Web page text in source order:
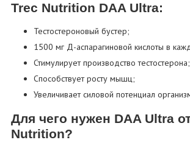
Trec Nutrition DAA Ultra:
Тестостероновый бустер;
1500 мг Д-аспарагиновой кислоты в
Стимулирует производство тестостерона;
Способствует росту мышц;
Увеличивает силовой потенциал
Для чего нужен DAA Ultra
Nutrition?